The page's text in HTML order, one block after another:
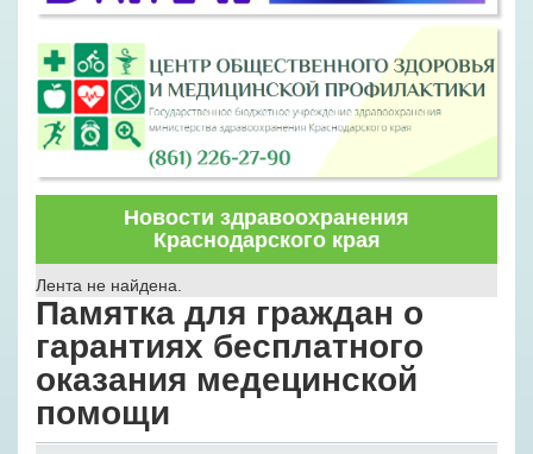
Новости здравоохранения
Краснодарского края
Лента не найдена.
Памятка для граждан о
гарантиях бесплатного
оказания медецинской
помощи